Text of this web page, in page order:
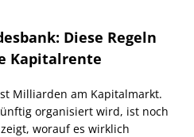
Diese Regeln
Kapitalrente
Milliarden am Kapitalmarkt.
organisiert wird, ist noch
worauf es wirklich